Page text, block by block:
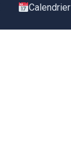
Calendrier